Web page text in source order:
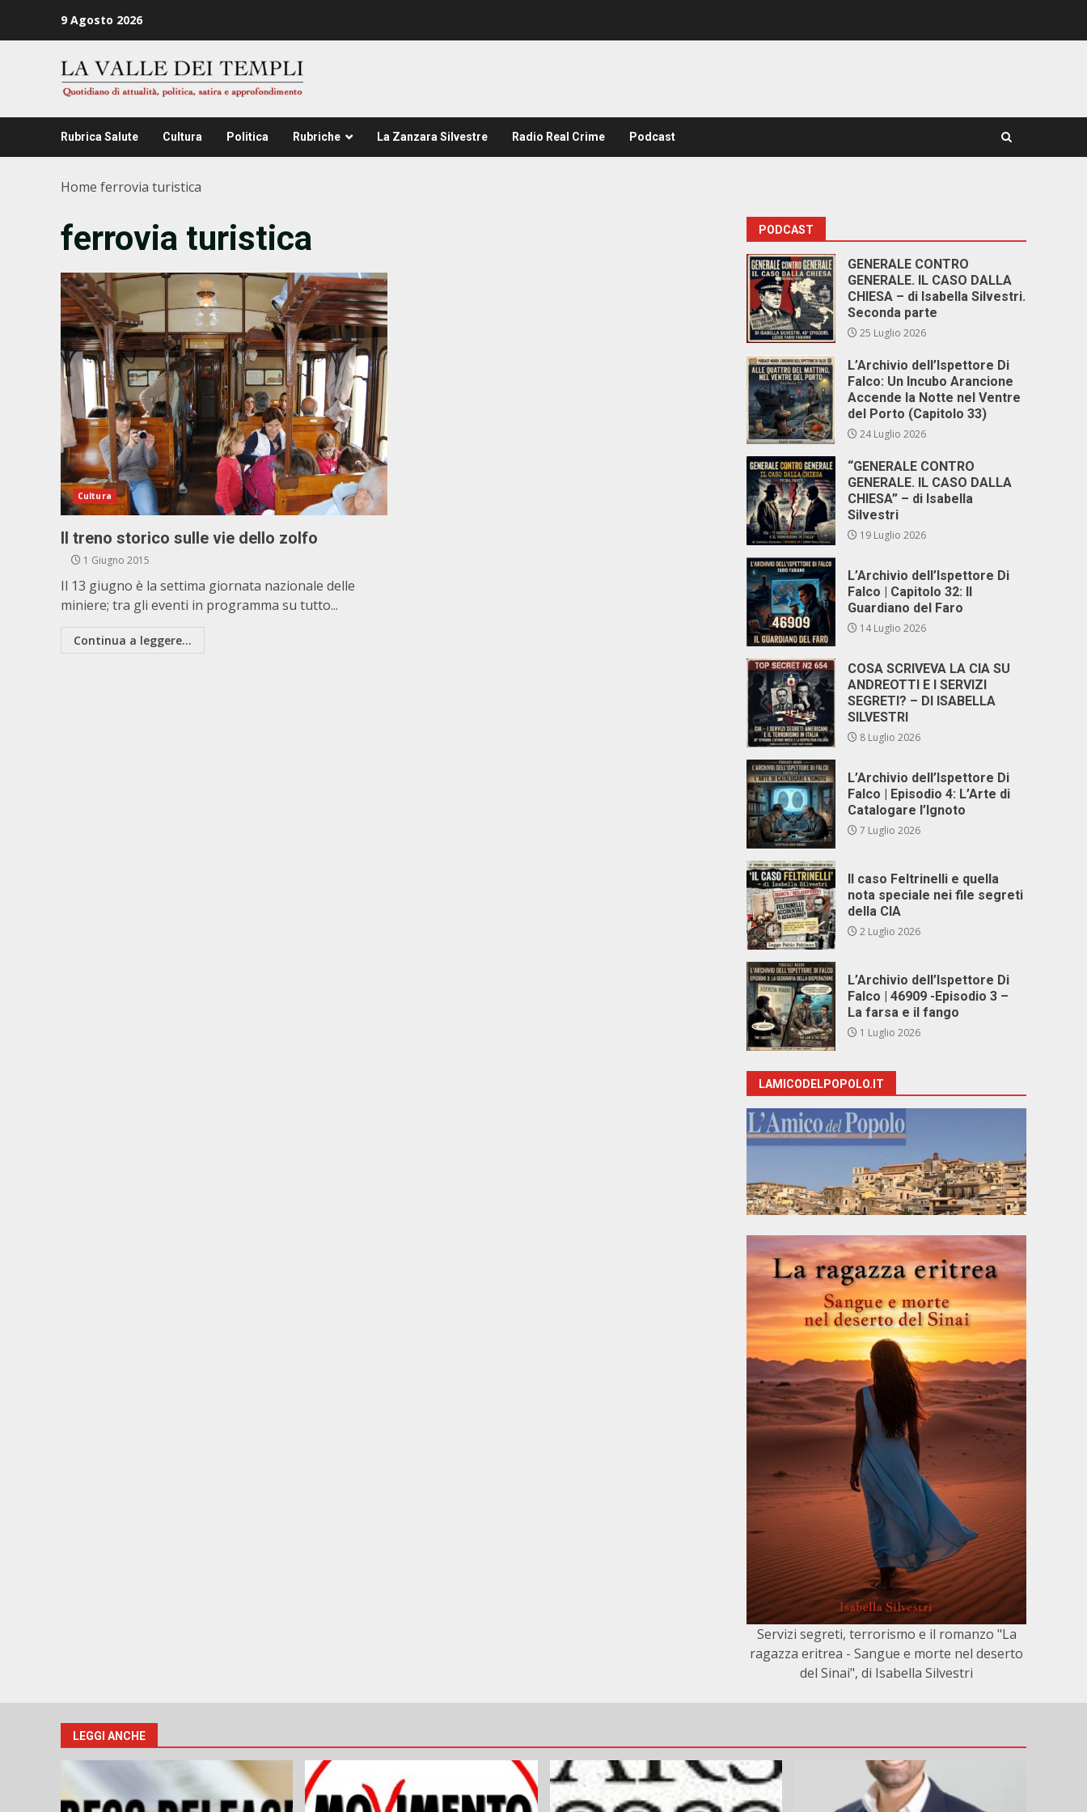
9 Agosto 2026
Rubrica Salute Cultura Politica Rubriche La Zanzara Silvestre Radio Real Crime Podcast
Home ferrovia turistica
ferrovia turistica
Cultura
Il treno storico sulle vie dello zolfo
1 Giugno 2015
Il 13 giugno è la settima giornata nazionale delle
miniere; tra gli eventi in programma su tutto...
Continua a leggere...
PODCAST
GENERALE CONTRO
GENERALE. IL CASO DALLA
CHIESA – di Isabella Silvestri.
Seconda parte
25 Luglio 2026
L’Archivio dell’Ispettore Di
Falco: Un Incubo Arancione
Accende la Notte nel Ventre
del Porto (Capitolo 33)
24 Luglio 2026
“GENERALE CONTRO
GENERALE. IL CASO DALLA
CHIESA” – di Isabella
Silvestri
19 Luglio 2026
L’Archivio dell’Ispettore Di
Falco | Capitolo 32: Il
Guardiano del Faro
14 Luglio 2026
COSA SCRIVEVA LA CIA SU
ANDREOTTI E I SERVIZI
SEGRETI? – DI ISABELLA
SILVESTRI
8 Luglio 2026
L’Archivio dell’Ispettore Di
Falco | Episodio 4: L’Arte di
Catalogare l’Ignoto
7 Luglio 2026
Il caso Feltrinelli e quella
nota speciale nei file segreti
della CIA
2 Luglio 2026
L’Archivio dell’Ispettore Di
Falco | 46909 -Episodio 3 –
La farsa e il fango
1 Luglio 2026
LAMICODELPOPOLO.IT
Servizi segreti, terrorismo e il romanzo "La
ragazza eritrea - Sangue e morte nel deserto
del Sinai", di Isabella Silvestri
LEGGI ANCHE